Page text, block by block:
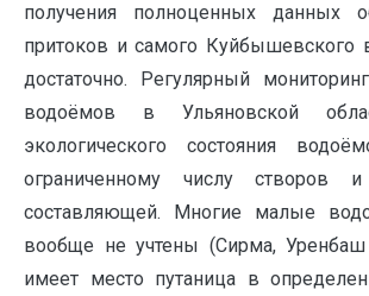
получения полноценных данных
притоков и самого Куйбышевского
достаточно. Регулярный
водоёмов в Ульяновской
экологического состояния
ограниченному числу створов
составляющей. Многие малые
вообще не учтены (Сирма,
имеет место путаница в